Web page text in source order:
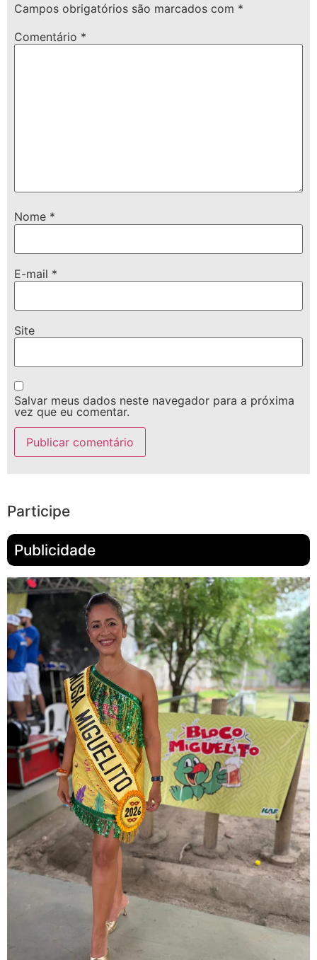
Campos obrigatórios são marcados com *
Comentário *
Nome *
E-mail *
Site
Salvar meus dados neste navegador para a próxima
vez que eu comentar.
Participe
Publicidade